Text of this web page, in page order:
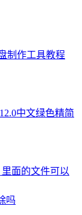
制作工具教程
中文绿色精简
里面的文件可以
吗